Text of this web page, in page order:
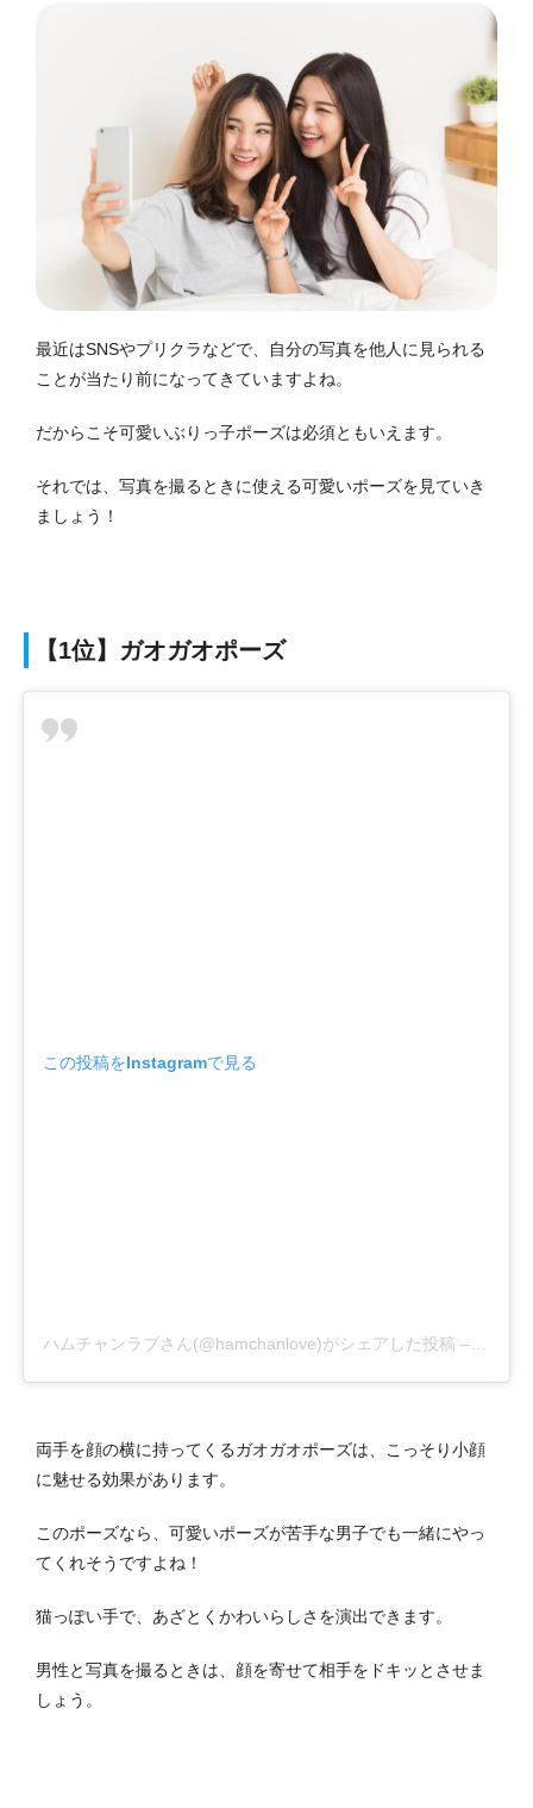
最近はSNSやプリクラなどで、自分の写真を他人に見られる
ことが当たり前になってきていますよね。
だからこそ可愛いぶりっ子ポーズは必須ともいえます。
それでは、写真を撮るときに使える可愛いポーズを見ていき
ましょう！
【1位】ガオガオポーズ
この投稿をInstagramで見る
ハムチャンラブさん(@hamchanlove)がシェアした投稿 –
両手を顔の横に持ってくるガオガオポーズは、こっそり小顔
に魅せる効果があります。
このポーズなら、可愛いポーズが苦手な男子でも一緒にやっ
てくれそうですよね！
猫っぽい手で、あざとくかわいらしさを演出できます。
男性と写真を撮るときは、顔を寄せて相手をドキッとさせま
しょう。